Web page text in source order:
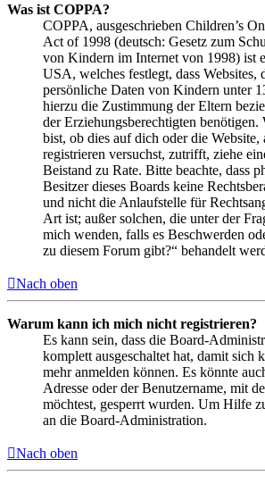
Was ist COPPA?
COPPA, ausgeschrieben Children’s
Act of 1998 (deutsch: Gesetz zum
von Kindern im Internet von 1998) ist
USA, welches festlegt, dass Websites,
persönliche Daten von Kindern unter
hierzu die Zustimmung der Eltern
der Erziehungsberechtigten
bist, ob dies auf dich oder die Website,
registrieren versuchst, zutrifft, ziehe
Beistand zu Rate. Bitte beachte, dass
Besitzer dieses Boards keine
und nicht die Anlaufstelle für
Art ist; außer solchen, die unter der
mich wenden, falls es Beschwerden
zu diesem Forum gibt?“ behandelt
Nach oben
Warum kann ich mich nicht registrieren?
Es kann sein, dass die Board-
komplett ausgeschaltet hat, damit sich
mehr anmelden können. Es könnte
Adresse oder der Benutzername, mit
möchtest, gesperrt wurden. Um Hilfe
an die Board-Administration.
Nach oben